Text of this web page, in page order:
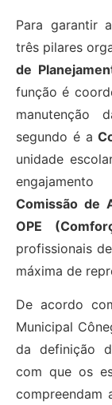
Para garantir
três pilares
de
função é
manutenção
segundo é a
unidade
Comissão de
OPE
profissionais
máxima de
De acordo
Municipal
da definição
com que os
compreendam